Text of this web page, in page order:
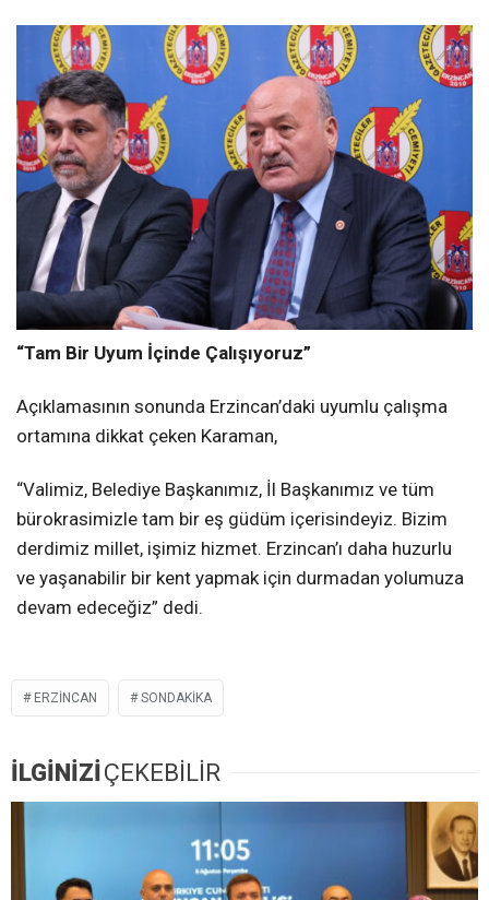
“Tam Bir Uyum İçinde Çalışıyoruz”
Açıklamasının sonunda Erzincan’daki uyumlu çalışma
ortamına dikkat çeken Karaman,
“Valimiz, Belediye Başkanımız, İl Başkanımız ve tüm
bürokrasimizle tam bir eş güdüm içerisindeyiz. Bizim
derdimiz millet, işimiz hizmet. Erzincan’ı daha huzurlu
ve yaşanabilir bir kent yapmak için durmadan yolumuza
devam edeceğiz” dedi.
ERZINCAN SONDAKIKA
İLGİNİZİ ÇEKEBİLİR